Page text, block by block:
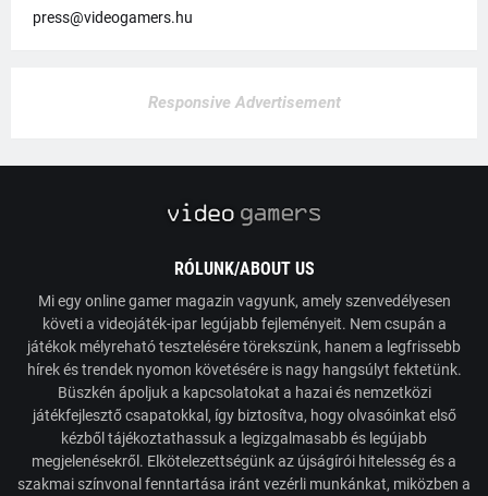
press@videogamers.hu
Responsive Advertisement
RÓLUNK/ABOUT US
Mi egy online gamer magazin vagyunk, amely szenvedélyesen
követi a videojáték-ipar legújabb fejleményeit. Nem csupán a
játékok mélyreható tesztelésére törekszünk, hanem a legfrissebb
hírek és trendek nyomon követésére is nagy hangsúlyt fektetünk.
Büszkén ápoljuk a kapcsolatokat a hazai és nemzetközi
játékfejlesztő csapatokkal, így biztosítva, hogy olvasóinkat első
kézből tájékoztathassuk a legizgalmasabb és legújabb
megjelenésekről. Elkötelezettségünk az újságírói hitelesség és a
szakmai színvonal fenntartása iránt vezérli munkánkat, miközben a